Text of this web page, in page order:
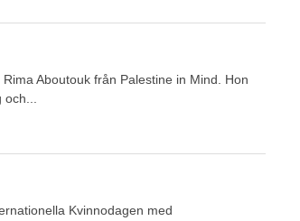
Aboutouk från Palestine in Mind. Hon
Kvinnodagen med